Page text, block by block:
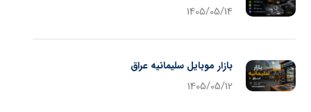
1405/05/14
بازار موبایل سلیمانیه عراق
1405/05/12